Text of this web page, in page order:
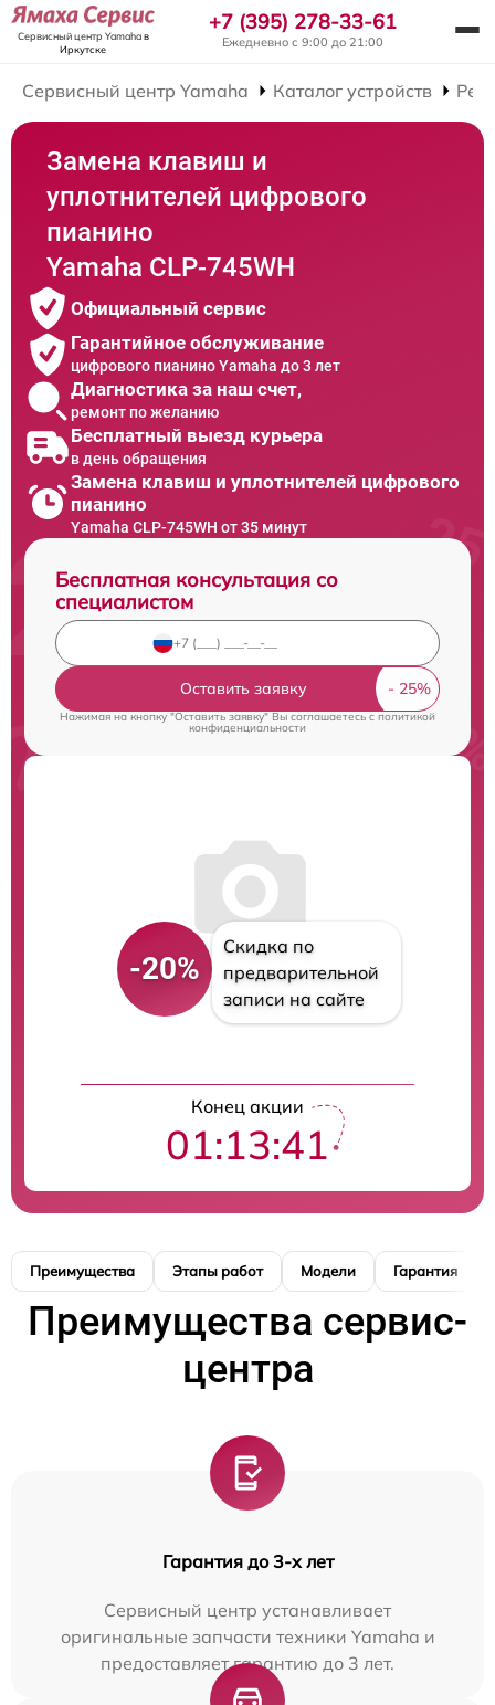
Сервисный центр Yamahaв
Иркутске
+7 (395) 278-33-61
Ежедневно с 9:00 до 21:00
Сервисный центр Yamaha Каталог устройств
Замена клавиш и
уплотнителей цифрового
пианино
Yamaha CLP-745WH
Официальный сервис
Гарантийное обслуживание
цифрового пианино Yamaha до 3 лет
Диагностика за наш счет,
ремонт по желанию
Бесплатный выезд курьера
в день обращения
Замена клавиш и уплотнителей цифрового
пианино
Yamaha CLP-745WH от 35 минут
Бесплатная консультация со
специалистом
Оставить заявку
Нажимая на кнопку "Оставить заявку" Вы соглашаетесь cполитикой
конфиденциальности
-20%
Скидка по
предварительной
записи на сайте
Конец акции
01:13:40
Преимущества Этапы работ Модели Гарантия
Преимущества сервис-
центра
Гарантия до 3-х лет
Сервисный центр устанавливает
оригинальные запчасти техники Yamaha и
предоставляет гарантию до 3 лет.